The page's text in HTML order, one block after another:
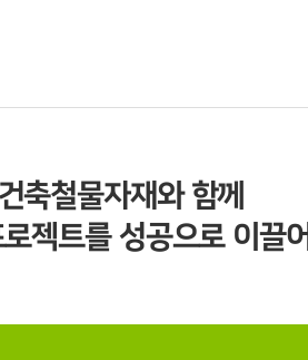
축철물자재와 함께
젝트를 성공으로 이끌